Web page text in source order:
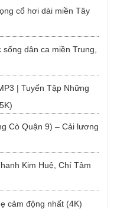
cổ hơi dài miền Tây
dân ca miền Trung,
| Tuyển Tập Những
Cò Quận 9) – Cải lương
Kim Huệ, Chí Tâm
cảm động nhất (4K)